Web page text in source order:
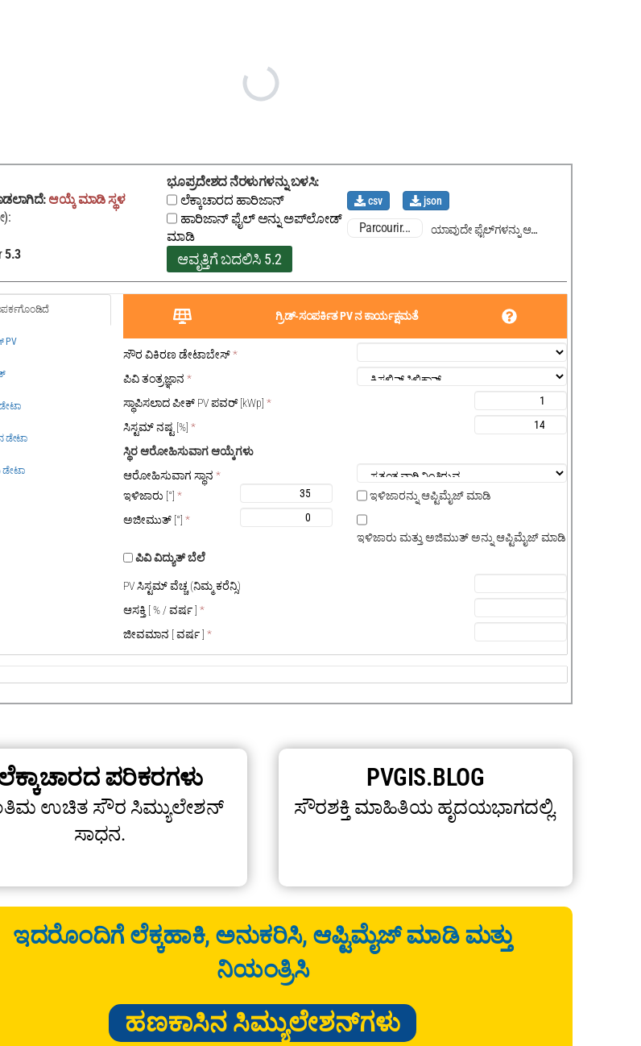
: ಆಯ್ಕೆ ಮಾಡಿಸ್ಥಳ
ಭೂಪ್ರದೇಶದ ನೆರಳುಗಳನ್ನು ಬಳಸಿ:
ಲೆಕ್ಕಾಚಾರದ ಹಾರಿಜಾನ್
csv json
ಹಾರಿಜಾನ್ ಫೈಲ್ ಅನ್ನು ಅಪ್‌ಲೋಡ್
ಮಾಡಿ
Parcourir... ಯಾವುದೇ ಫೈಲ್‌ಗಳನ್ನು ಆಯ್ಕೆಮಾಡಲಾಗಿಲ್ಲ
5.3 ಆವೃತ್ತಿಗೆ ಬದಲಿಸಿ 5.2
PV
ಡೇಟಾ
ಗ್ರಿಡ್-ಸಂಪರ್ಕಿತ PV ನ ಕಾರ್ಯಕ್ಷಮತೆ
ಸೌರ ವಿಕಿರಣ ಡೇಟಾಬೇಸ್ *
ಪಿವಿ ತಂತ್ರಜ್ಞಾನ *
ಸ್ಥಾಪಿಸಲಾದ ಪೀಕ್ PV ಪವರ್ [kWp] *
ಸಿಸ್ಟಮ್ ನಷ್ಟ [%] *
ಸ್ಥಿರ ಆರೋಹಿಸುವಾಗ ಆಯ್ಕೆಗಳು
ಆರೋಹಿಸುವಾಗ ಸ್ಥಾನ *
ಇಳಿಜಾರು [°] *
ಇಳಿಜಾರನ್ನು ಆಪ್ಟಿಮೈಜ್ ಮಾಡಿ
ಅಜೀಮುತ್[°] *
ಇಳಿಜಾರು ಮತ್ತು ಅಜಿಮುತ್ ಅನ್ನು ಆಪ್ಟಿಮೈಜ್ ಮಾಡಿ
ಪಿವಿ ವಿದ್ಯುತ್ ಬೆಲೆ
PV ಸಿಸ್ಟಮ್ ವೆಚ್ಚ (ನಿಮ್ಮ ಕರೆನ್ಸಿ)
ಆಸಕ್ತಿ[ % /ವರ್ಷ] *
ಜೀವಮಾನ [ವರ್ಷ] *
ಪರಿಕರಗಳು
ಉಚಿತ ಸೌರ ಸಿಮ್ಯುಲೇಶನ್
ಸಾಧನ.
PVGIS.BLOG
ಸೌರಶಕ್ತಿ ಮಾಹಿತಿಯ ಹೃದಯಭಾಗದಲ್ಲಿ.
ಇದರೊಂದಿಗೆ ಲೆಕ್ಕಹಾಕಿ, ಅನುಕರಿಸಿ, ಆಪ್ಟಿಮೈಜ್ ಮಾಡಿ ಮತ್ತು
ನಿಯಂತ್ರಿಸಿ
ಹಣಕಾಸಿನ ಸಿಮ್ಯುಲೇಶನ್‌ಗಳು